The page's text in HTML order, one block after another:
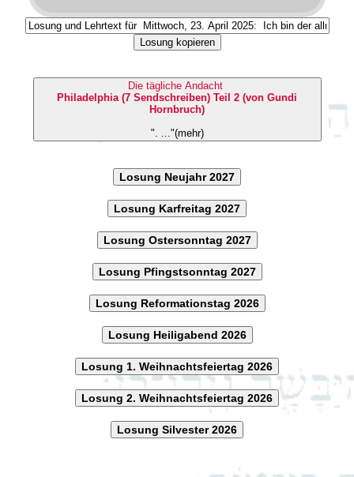
Losung kopieren
Die tägliche Andacht
Philadelphia (7 Sendschreiben) Teil 2 (von Gundi
Hornbruch)
". ..."(mehr)
Losung Neujahr 2027
Losung Karfreitag 2027
Losung Ostersonntag 2027
Losung Pfingstsonntag 2027
Losung Reformationstag 2026
Losung Heiligabend 2026
Losung 1. Weihnachtsfeiertag 2026
Losung 2. Weihnachtsfeiertag 2026
Losung Silvester 2026